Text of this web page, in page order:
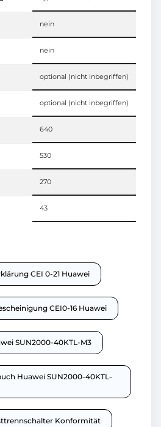
nein
nein
optional (nicht inbegriffen)
optional (nicht inbegriffen)
640
530
270
43
CEI 0-21 Huawei
CEI0-16 Huawei
SUN2000-40KTL-M3
Huawei SUN2000-40KTL-
Konformität